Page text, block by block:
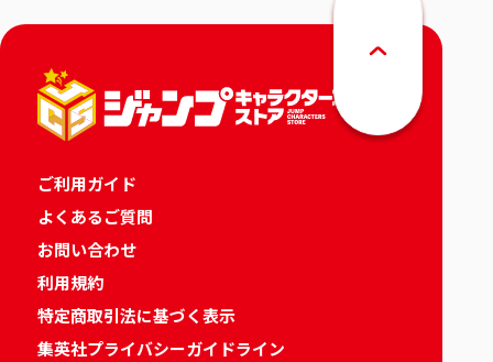
ご利用ガイド
よくあるご質問
お問い合わせ
利用規約
特定商取引法に基づく表示
集英社プライバシーガイドライン